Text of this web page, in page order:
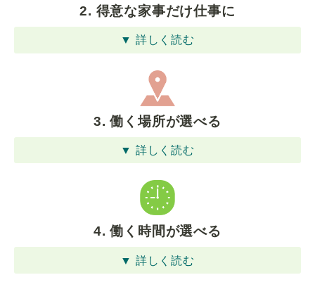
2. 得意な家事だけ仕事に
▼ 詳しく読む
3. 働く場所が選べる
▼ 詳しく読む
4. 働く時間が選べる
▼ 詳しく読む